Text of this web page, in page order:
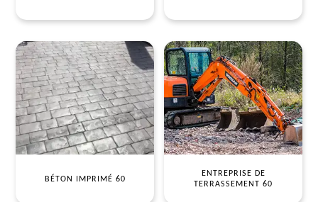
BÉTON IMPRIMÉ 60
ENTREPRISE DE
TERRASSEMENT 60